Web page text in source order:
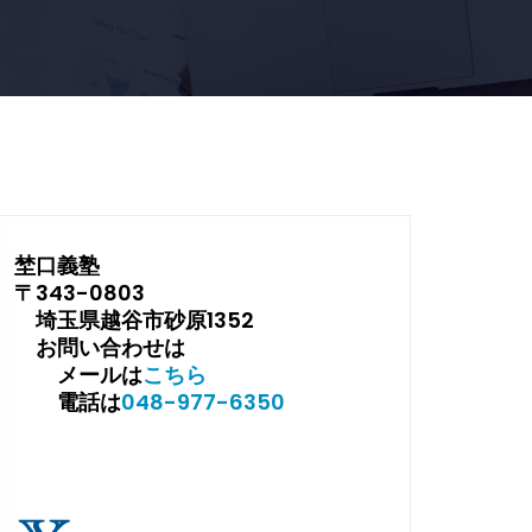
埜口義塾
〒343-0803
埼玉県越谷市砂原1352
お問い合わせは
メールはこちら
電話は048-977-6350